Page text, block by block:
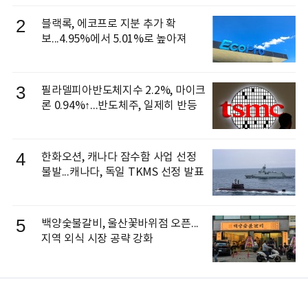
2
블랙록, 에코프로 지분 추가 확
보...4.95%에서 5.01%로 높아져
3
필라델피아반도체지수 2.2%, 마이크
론 0.94%↑...반도체주, 일제히 반등
4
한화오션, 캐나다 잠수함 사업 선정
불발...캐나다, 독일 TKMS 선정 발표
5
백양숯불갈비, 울산꽃바위점 오픈...
지역 외식 시장 공략 강화